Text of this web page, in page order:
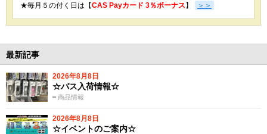
★毎月５の付く日は【CAS Payカード 3％ボーナス】 ＞＞
最新記事
2026年8月8日
商品情報
☆バス入荷情報☆
2026年8月8日
☆イベントのご案内☆